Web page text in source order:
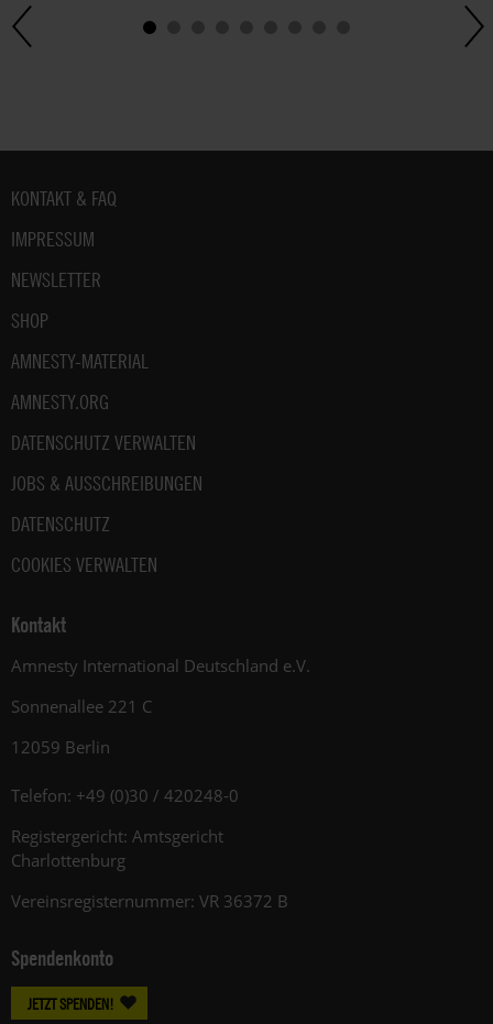
Fußbereich
KONTAKT & FAQ
IMPRESSUM
NEWSLETTER
SHOP
AMNESTY-MATERIAL
AMNESTY.ORG
DATENSCHUTZ VERWALTEN
JOBS & AUSSCHREIBUNGEN
DATENSCHUTZ
COOKIES VERWALTEN
Kontakt
Amnesty International Deutschland e.V.
Sonnenallee 221 C
12059 Berlin
Telefon: +49 (0)30 / 420248-0
Registergericht: Amtsgericht
Charlottenburg
Vereinsregisternummer: VR 36372 B
Spendenkonto
JETZT SPENDEN!